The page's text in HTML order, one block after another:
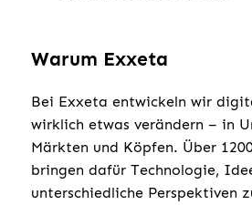
Warum Exxeta
Bei Exxeta entwickeln wir
wirklich etwas verändern – in
Märkten und Köpfen. Über
bringen dafür Technologie,
unterschiedliche Perspektiven